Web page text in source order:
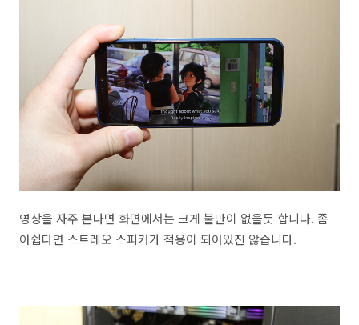
영상을 자주 본다면 화면에서는 크게 불만이 없을듯 합니다. 좀
아쉽다면 스트레오 스피커가 적용이 되어있진 않습니다.